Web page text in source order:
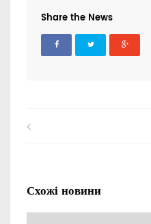
Share the News
Схожі новини